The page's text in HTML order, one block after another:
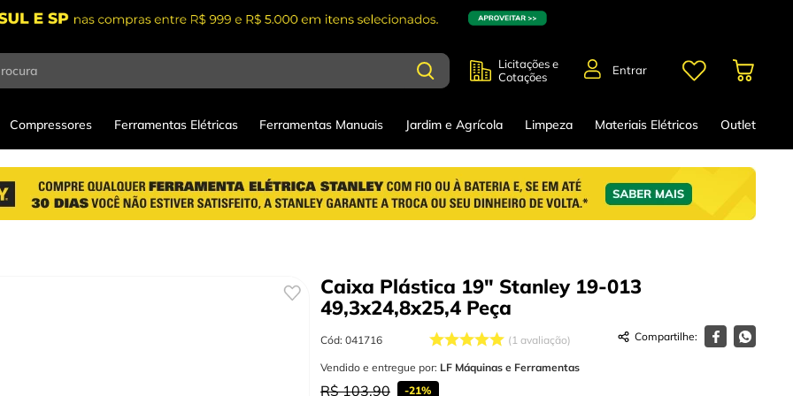
Licitações e
Cotações
Entrar
Compressores Ferramentas Elétricas Ferramentas Manuais Jardim e Agrícola Limpeza Materiais Elétricos Outlet
Caixa Plástica 19" Stanley 19-013
49,3x24,8x25,4 Peça
Cód: 041716 1 avaliação
Vendido e entregue por: LF Máquinas e Ferramentas
R$ 103,90 -21%